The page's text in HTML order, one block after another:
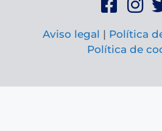
Aviso legal | Política
Política de